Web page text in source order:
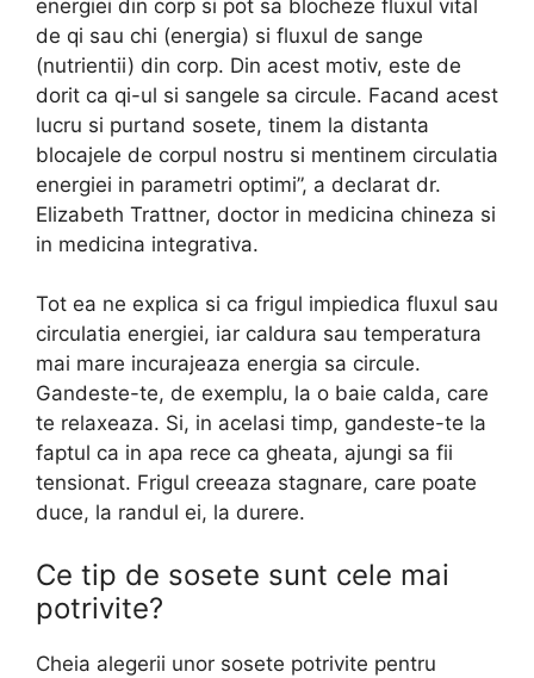
energiei din corp si pot sa blocheze fluxul vital
de qi sau chi (energia) si fluxul de sange
(nutrientii) din corp. Din acest motiv, este de
dorit ca qi-ul si sangele sa circule. Facand acest
lucru si purtand sosete, tinem la distanta
blocajele de corpul nostru si mentinem circulatia
energiei in parametri optimi”, a declarat dr.
Elizabeth Trattner, doctor in medicina chineza si
in medicina integrativa.
Tot ea ne explica si ca frigul impiedica fluxul sau
circulatia energiei, iar caldura sau temperatura
mai mare incurajeaza energia sa circule.
Gandeste-te, de exemplu, la o baie calda, care
te relaxeaza. Si, in acelasi timp, gandeste-te la
faptul ca in apa rece ca gheata, ajungi sa fii
tensionat. Frigul creeaza stagnare, care poate
duce, la randul ei, la durere.
Ce tip de sosete sunt cele mai
potrivite?
Cheia alegerii unor sosete potrivite pentru